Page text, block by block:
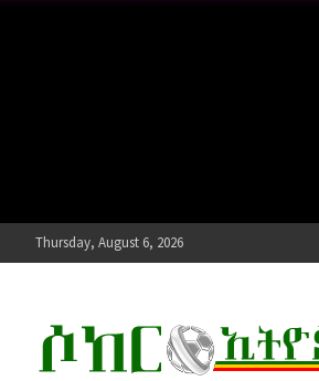
Thursday, August 6, 2026